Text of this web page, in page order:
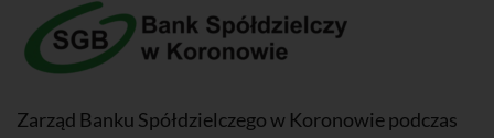
Zarząd Banku Spółdzielczego w Koronowie podczas